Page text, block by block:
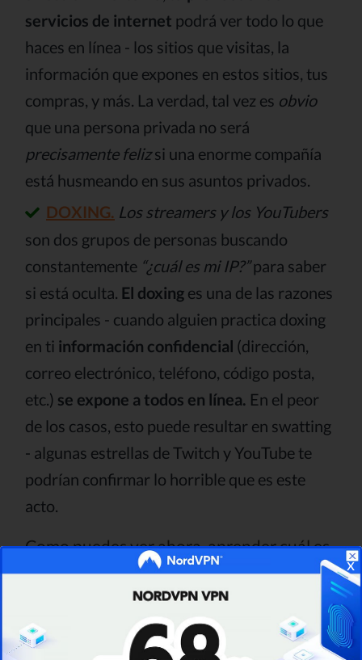
servicios de internet podrá ver todo lo que
haces en línea - los sitios que visitas, la
información que expones en estos sitios, tus
compras, y más. La verdad, tal vez es obvio
que una persona privada no será
precisamente felizsi una enorme compañía
está husmeando en sus asuntos privados.
DOXING. Los streamers y los YouTubers
son dos grupos de personas buscando
constantemente “¿cuál es mi IP?”para saber
si está oculta. El doxing es una de las razones
principales - cuando alguien practica doxing
en ti información confidencial (dirección,
correo electrónico, teléfono, código posta,
etc.) se expone a todos en línea. En el peor
de los casos, esto puede resultar en swatting
- algunas estrellas de Twitch y YouTube te
podrían confirmar lo horrible que es este
acto.
Como puedes ver ahora, aprender cuál es
mi IP no es solamente algo“divertido”- en
realidad, es muy importante. Dicho esto,
vayamos al grano y respondamos ¨cómo
saber mi IP¨ y ¨cómo ocultar mi IP¨.
x